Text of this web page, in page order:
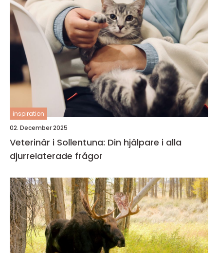
inspiration
02. December 2025
Veterinär i Sollentuna: Din hjälpare i alla
djurrelaterade frågor